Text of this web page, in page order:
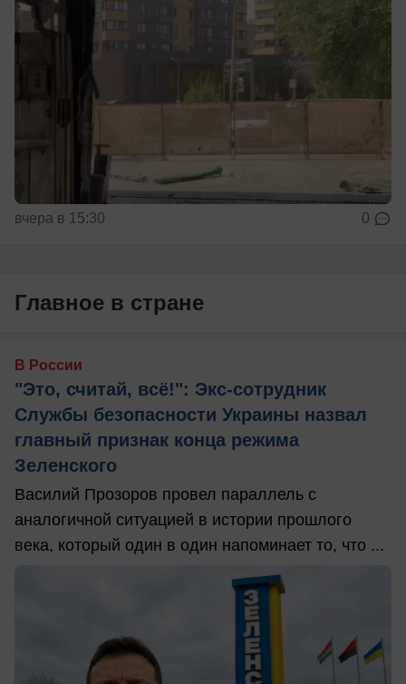
вчера в 15:30 0
Главное в стране
В России
"Это, считай, всё!": Экс-сотрудник
Службы безопасности Украины назвал
главный признак конца режима
Зеленского
Василий Прозоров провел параллель с
аналогичной ситуацией в истории прошлого
века, который один в один напоминает то, что ...